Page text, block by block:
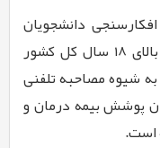
دانشجویان
ایران نظرسنجی با جامعه آماری افراد بالای ۱۸ سال کل کشور
و اندازه نمونه ۱۵۹۱ نفر به شیوه مصاحبه تلفنی
۳۱ فروردین ۱۴۰۱ پیرامون پوشش بیمه درمان و
است.